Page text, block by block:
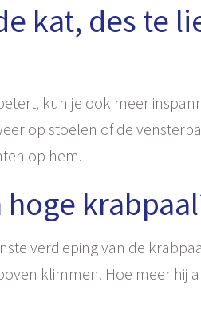
kat, des te
kun je ook meer
op stoelen of de
op hem.
verdieping van de
klimmen. Hoe meer hij